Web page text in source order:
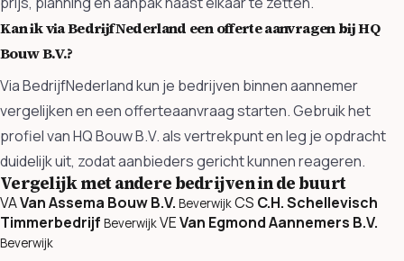
Kan ik via BedrijfNederland een offerte aanvragen bij HQ
Bouw B.V.?
Via BedrijfNederland kun je bedrijven binnen aannemer
vergelijken en een offerteaanvraag starten. Gebruik het
profiel van HQ Bouw B.V. als vertrekpunt en leg je opdracht
duidelijk uit, zodat aanbieders gericht kunnen reageren.
Vergelijk met andere bedrijven in de buurt
VAVan Assema Bouw B.V. BeverwijkCS C.H. Schellevisch
Timmerbedrijf BeverwijkVEVan Egmond Aannemers B.V.
Beverwijk